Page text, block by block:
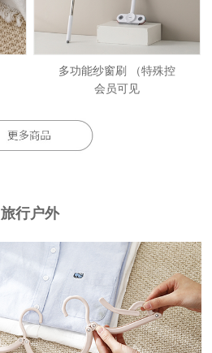
多功能纱窗刷 （特殊控
会员可见
旅行户外